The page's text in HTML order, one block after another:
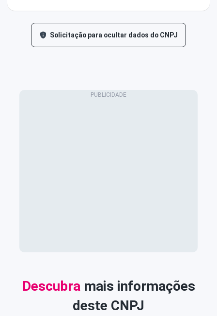
Solicitação para ocultar dados do CNPJ
Descubra mais informações
deste CNPJ